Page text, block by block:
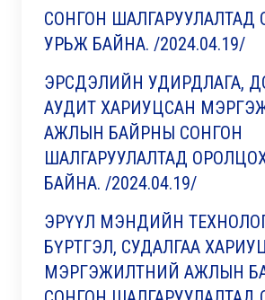
СОНГОН ШАЛГАРУУЛАЛТАД
УРЬЖ БАЙНА. /2024.04.19/
ЭРСДЭЛИЙН УДИРДЛАГА,
АУДИТ ХАРИУЦСАН
АЖЛЫН БАЙРНЫ СОНГОН
ШАЛГАРУУЛАЛТАД
БАЙНА. /2024.04.19/
ЭРҮҮЛ МЭНДИЙН
БҮРТГЭЛ, СУДАЛГАА
МЭРГЭЖИЛТНИЙ АЖЛЫН